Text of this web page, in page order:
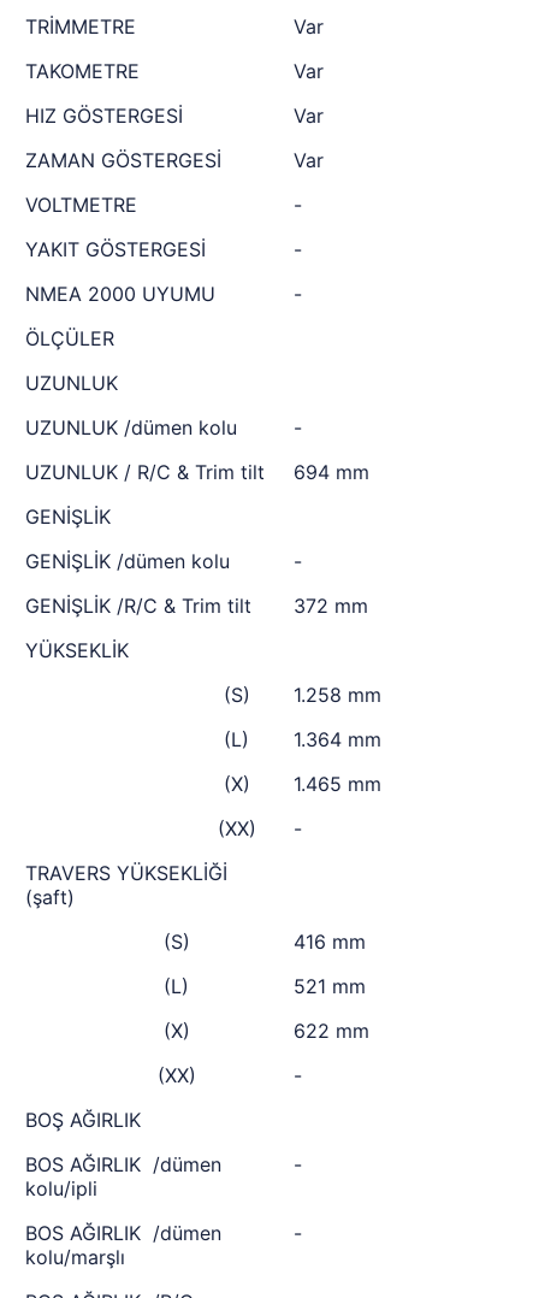
TRİMMETRE
Var
TAKOMETRE
Var
HIZ GÖSTERGESİ
Var
ZAMAN GÖSTERGESİ
Var
VOLTMETRE
-
YAKIT GÖSTERGESİ
-
NMEA 2000 UYUMU
-
ÖLÇÜLER
UZUNLUK
UZUNLUK /dümen kolu
-
UZUNLUK / R/C & Trim tilt
694 mm
GENİŞLİK
GENİŞLİK /dümen kolu
-
GENİŞLİK /R/C & Trim tilt
372 mm
YÜKSEKLİK
(S)
1.258 mm
(L)
1.364 mm
(X)
1.465 mm
(XX)
-
TRAVERS YÜKSEKLİĞİ
(şaft)
(S)
416 mm
(L)
521 mm
(X)
622 mm
(XX)
-
BOŞ AĞIRLIK
BOS AĞIRLIK /dümen
kolu/ipli
-
BOS AĞIRLIK /dümen
kolu/marşlı
-